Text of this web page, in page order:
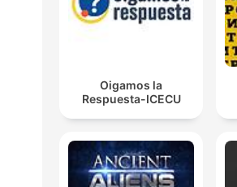
Oigamos la
Respuesta-ICECU